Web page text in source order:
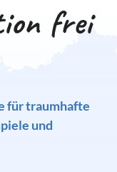
frei
für traumhafte
und